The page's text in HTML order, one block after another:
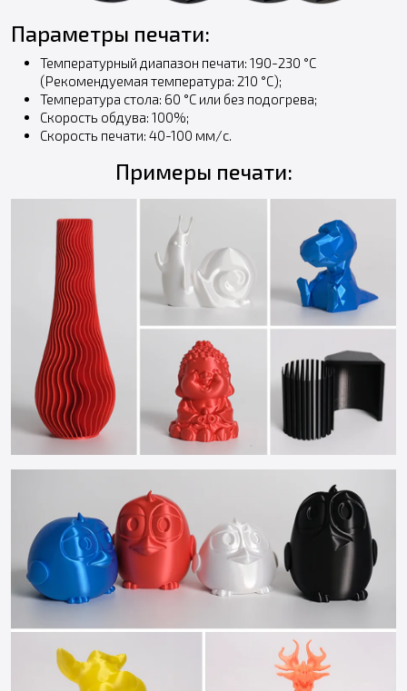
Параметры печати:
Температурный диапазон печати: 190-230 °С
(Рекомендуемая температура: 210 °С);
Температура стола: 60 °С или без подогрева;
Скорость обдува: 100%;
Скорость печати: 40-100 мм/с.
Примеры печати: